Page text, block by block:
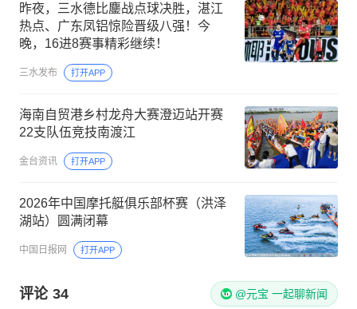
昨夜，三水德比鏖战点球决胜，湛江
热点、广东凤铝惊险晋级八强！今
晚，16进8赛事精彩继续！
三水发布 打开APP
海南自贸港乡村龙舟大赛澄迈站开赛
22支队伍竞技南渡江
金台资讯 打开APP
2026年中国摩托艇俱乐部杯赛（洪泽
湖站）圆满闭幕
中国日报网 打开APP
评论 34 @元宝 一起聊新闻